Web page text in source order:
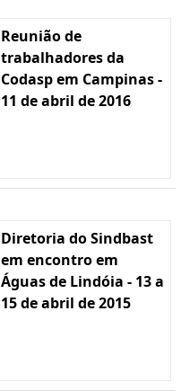
Reunião de
trabalhadores da
Codasp em Campinas -
11 de abril de 2016
Diretoria do Sindbast
em encontro em
Águas de Lindóia - 13 a
15 de abril de 2015